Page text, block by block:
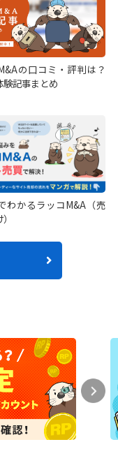
の口コミ・評判は？
験記事まとめ
わかるラッコM&A（売